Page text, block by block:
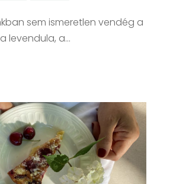
sem ismeretlen vendég a
levendula, a...